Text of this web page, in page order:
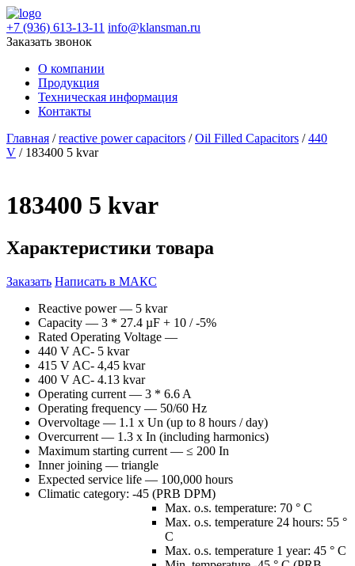
+7 (936) 613-13-11 info@klansman.ru
Заказать звонок
О компании
Продукция
Техническая информация
Контакты
Главная /reactive power capacitors /Oil Filled Capacitors /440
V / 183400 5 kvar
183400 5 kvar
Характеристики товара
Заказать Написать в МАКС
Reactive power — 5 kvar
Capacity — 3 * 27.4 µF + 10 / -5%
Rated Operating Voltage —
440 V AC- 5 kvar
415 V AC- 4,45 kvar
400 V AC- 4.13 kvar
Operating current — 3 * 6.6 A
Operating frequency — 50/60 Hz
Overvoltage — 1.1 x Un (up to 8 hours / day)
Overcurrent — 1.3 x In (including harmonics)
Maximum starting current — ≤ 200 In
Inner joining — triangle
Expected service life — 100,000 hours
Climatic category: -45 (PRB DPM)
Max. o.s. temperature: 70 ° С
Max. o.s. temperature 24 hours: 55 °
C
Max. o.s. temperature 1 year: 45 ° C